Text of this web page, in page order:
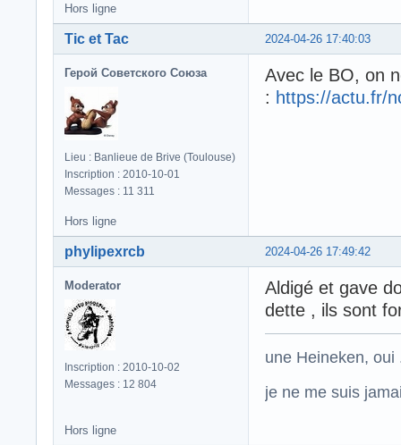
Hors ligne
2024-04-26 17:40:03
Tic et Tac
Герой Советского Союза
Lieu : Banlieue de Brive (Toulouse)
Inscription : 2010-10-01
Messages : 11 311
Avec le BO, on
: https://actu.fr/
Hors ligne
2024-04-26 17:49:42
phylipexrcb
Moderator
Inscription : 2010-10-02
Messages : 12 804
Aldigé et gave
dette , ils sont
une Heineken,
je ne me suis
Hors ligne